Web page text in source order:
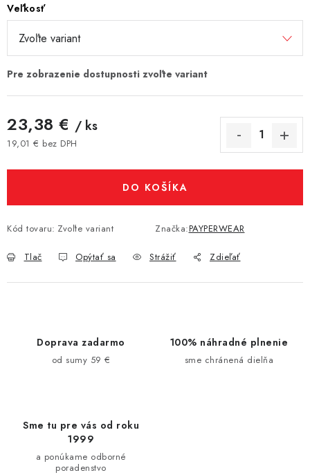
Veľkosť
23,38 € / ks
19,01 € bez DPH
DO KOŠÍKA
Kód tovaru: Zvoľte variant Značka:PAYPERWEAR
Tlač Opýtať sa Strážiť Zdieľať
Doprava zadarmo
od sumy 59 €
100% náhradné plnenie
sme chránená dielňa
Sme tu pre vás od roku
1999
a ponúkame odborné
poradenstvo